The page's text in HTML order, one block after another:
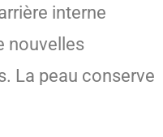
interne
nouvelles
La peau conserve